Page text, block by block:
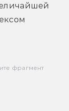
фрагмент